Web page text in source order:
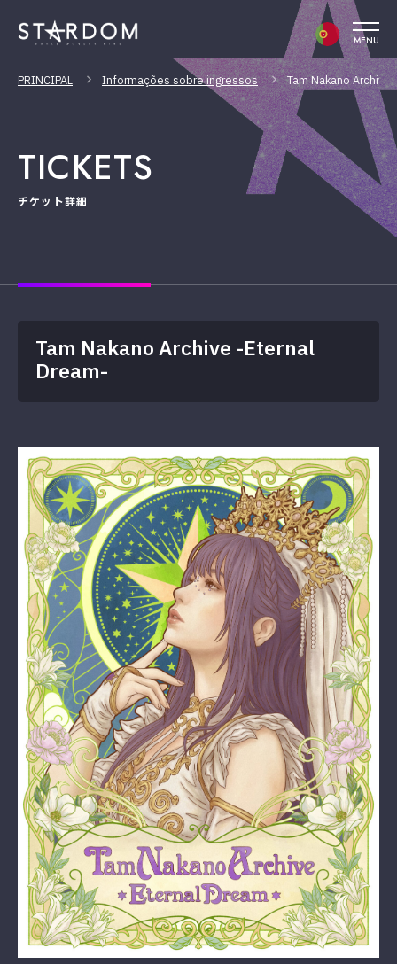
MENU
PRINCIPAL Informações sobre ingressos Tam Nakano Archive
TICKETS
チケット詳細
Tam Nakano Archive -Eternal
Dream-